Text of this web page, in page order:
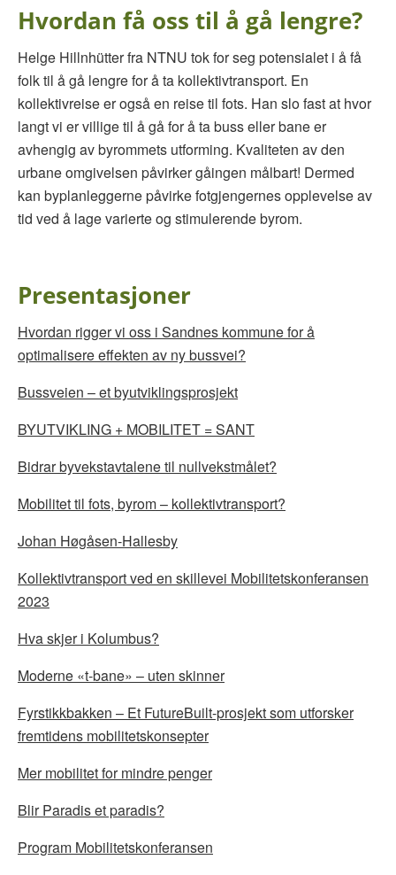
Hvordan få oss til å gå lengre?
Helge Hillnhütter fra NTNU tok for seg potensialet i å få
folk til å gå lengre for å ta kollektivtransport. En
kollektivreise er også en reise til fots. Han slo fast at hvor
langt vi er villige til å gå for å ta buss eller bane er
avhengig av byrommets utforming. Kvaliteten av den
urbane omgivelsen påvirker gåingen målbart! Dermed
kan byplanleggerne påvirke fotgjengernes opplevelse av
tid ved å lage varierte og stimulerende byrom.
Presentasjoner
Hvordan rigger vi oss i Sandnes kommune for å
optimalisere effekten av ny bussvei?
Bussveien – et byutviklingsprosjekt
BYUTVIKLING + MOBILITET = SANT
Bidrar byvekstavtalene til nullvekstmålet?
Mobilitet til fots, byrom – kollektivtransport?
Johan Høgåsen-Hallesby
Kollektivtransport ved en skillevei Mobilitetskonferansen
2023
Hva skjer i Kolumbus?
Moderne «t-bane» – uten skinner
Fyrstikkbakken – Et FutureBuilt-prosjekt som utforsker
fremtidens mobilitetskonsepter
Mer mobilitet for mindre penger
Blir Paradis et paradis?
Program Mobilitetskonferansen